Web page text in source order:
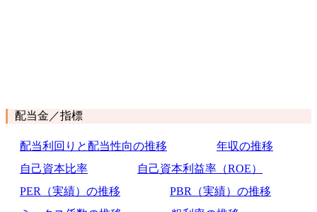
配当金／指標
配当利回りと配当性向の推移
年収の推移
自己資本比率
自己資本利益率（ROE）
PER（実績）の推移
PBR（実績）の推移